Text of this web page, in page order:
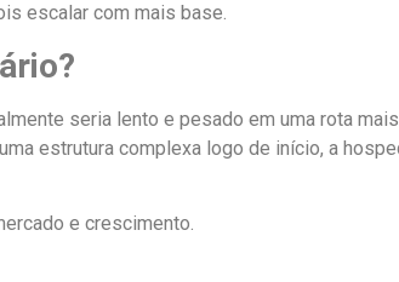
escalar com mais base.
seria lento e pesado em uma rota
estrutura complexa logo de início, a
e crescimento.